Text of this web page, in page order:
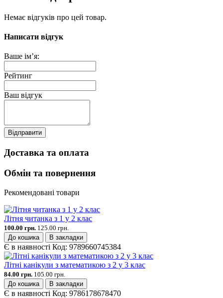
Немає відгуків про цей товар.
Написати відгук
Ваше ім’я:
Рейтинг
Ваш відгук
Відправити
Доставка та оплата
Обмін та повернення
Рекомендовані товари
Літня читанка з 1 у 2 клас
100.00 грн. 125.00 грн.
До кошика
В закладки
Є в наявності Код: 9789660745384
Літні канікули з математикою з 2 у 3 клас
84.00 грн. 105.00 грн.
До кошика
В закладки
Є в наявності Код: 9786178678470